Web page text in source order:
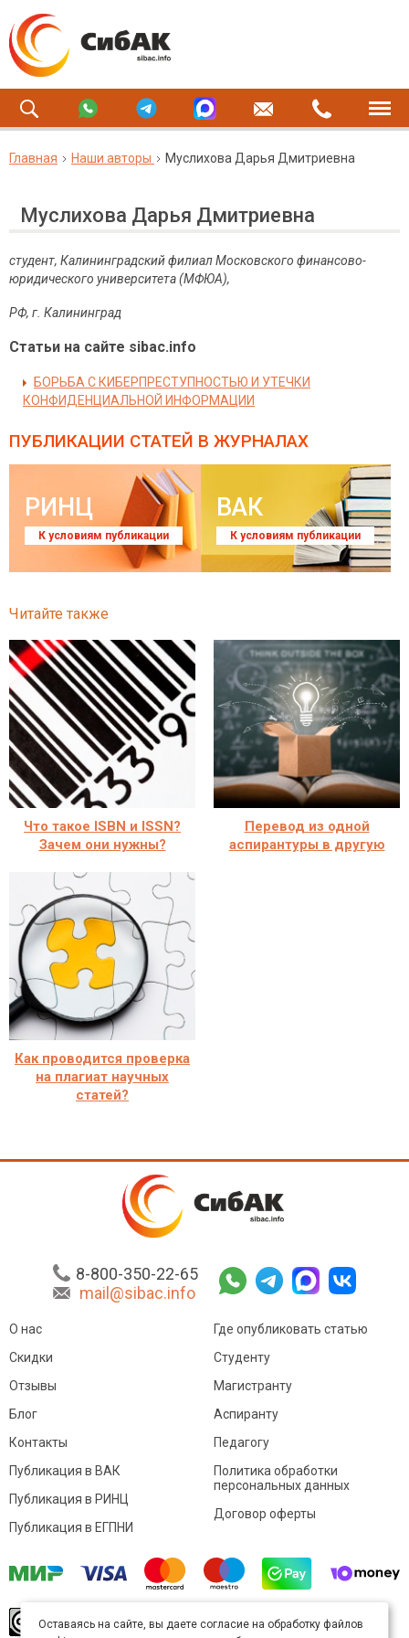
Главная Наши авторы Муслихова Дарья Дмитриевна
Муслихова Дарья Дмитриевна
студент, Калининградский филиал Московского финансово-
юридического университета (МФЮА),
РФ, г. Калининград
Статьи на сайте sibac.info
БОРЬБА С КИБЕРПРЕСТУПНОСТЬЮ И УТЕЧКИ
КОНФИДЕНЦИАЛЬНОЙ ИНФОРМАЦИИ
ПУБЛИКАЦИИ СТАТЕЙ В ЖУРНАЛАХ
РИНЦ
К условиям публикации
ВАК
К условиям публикации
Читайте также
Что такое ISBN и ISSN?
Зачем они нужны?
Перевод из одной
аспирантуры в другую
Как проводится проверка
на плагиат научных
статей?
8-800-350-22-65
mail@sibac.info
О нас
Скидки
Отзывы
Блог
Контакты
Где опубликовать статью
Студенту
Магистранту
Аспиранту
Педагогу
Публикация в ВАК
Публикация в РИНЦ
Публикация в ЕГПНИ
Политика обработки
персональных данных
Договор оферты
произведение доступно полицензии Creative
Оставаясь на сайте, вы даете согласие на обработку файлов